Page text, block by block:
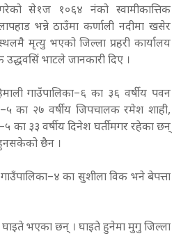
से१ज १०६४ नंको स्वामीकात्तिक
भन्ने ठाउँमा कर्णाली नदीमा खसेर
मृत्यु भएको जिल्ला प्रहरी कार्यालय
उद्धवसिं भाटले जानकारी दिए ।
गाउँपालिका–६ का ३६ वर्षीय पवन
का २७ वर्षीय जिपचालक रमेश शाही,
का ३३ वर्षीय दिनेश घर्तीमगर रहेका छन्
छैन ।
गाउँपालिका–४ का सुशीला विक भने बेपत्ता
घाइते भएका छन् । घाइते हुनेमा मुगु जिल्ला